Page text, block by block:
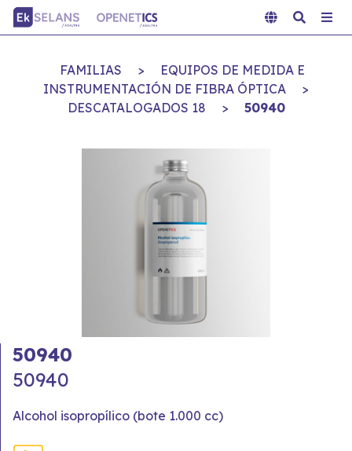
FAMILIAS >
EQUIPOS DE MEDIDA E
INSTRUMENTACIÓN DE FIBRA ÓPTICA
>
DESCATALOGADOS 18
> 50940
50940
50940
Alcohol isopropílico (bote 1.000 cc)